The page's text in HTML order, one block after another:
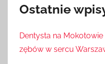
Ostatnie
Dentysta na
zębów w sercu